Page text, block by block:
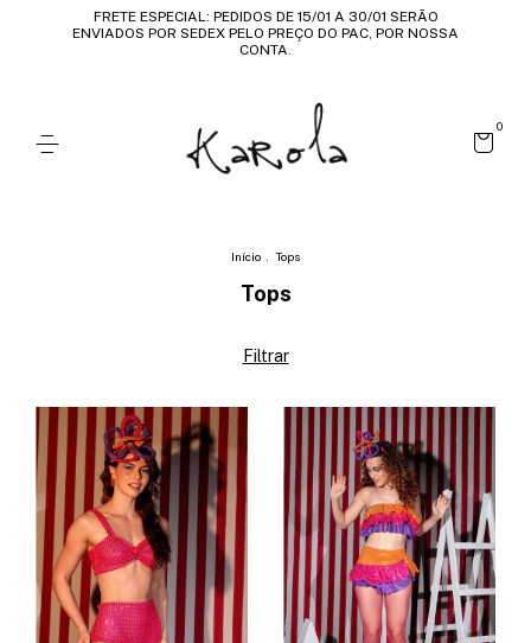
FRETE ESPECIAL: PEDIDOS DE 15/01 A 30/01 SERÃO
ENVIADOS POR SEDEX PELO PREÇO DO PAC, POR NOSSA
CONTA.
0
Início Tops
Tops
Filtrar